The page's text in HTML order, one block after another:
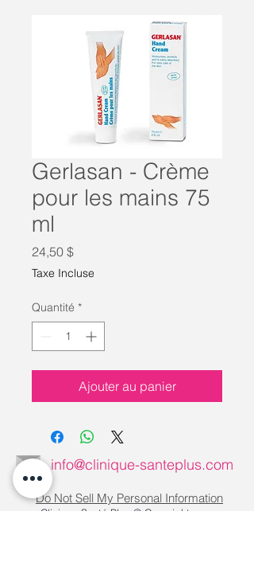
Gerlasan - Crème
pour les mains 75
ml
24,50 $Prix
Taxe Incluse
Quantité *
Ajouter au panier
info@clinique-santeplus.com
Do Not Sell My Personal Information
Clinique Santé Plus © Copyright